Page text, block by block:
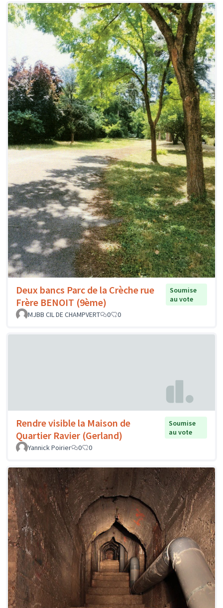
Deux bancs Parc de la Crèche rue
Frère BENOIT (9ème)
Soumise
au vote
MJBB CIL DE CHAMPVERT
0 0
Rendre visible la Maison de
Quartier Ravier (Gerland)
Soumise
au vote
Yannick Poirier
0 0